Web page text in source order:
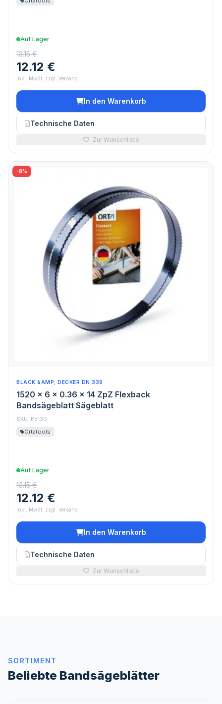
Auf Lager
13.15 €
12.12 €
inkl. MwSt. zzgl. Versand
In den Warenkorb
Technische Daten
Zur Wunschliste
-8%
BLACK &AMP; DECKER DN 339
1520 x 6 x 0.36 x 14 ZpZ Flexback
Bandsägeblatt Sägeblatt
SKU: K5130
Ortatools
Auf Lager
13.15 €
12.12 €
inkl. MwSt. zzgl. Versand
In den Warenkorb
Technische Daten
Zur Wunschliste
SORTIMENT
Beliebte Bandsägeblätter